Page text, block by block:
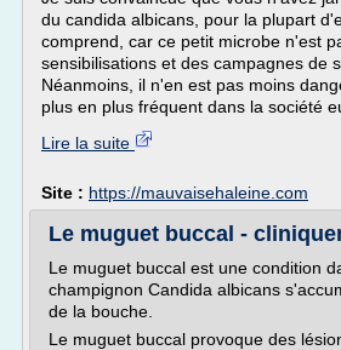
du candida albicans, pour la plupart
comprend, car ce petit microbe n'est
sensibilisations et des campagnes de
Néanmoins, il n'en est pas moins
plus en plus fréquent dans la société
Lire la suite
Site : https://mauvaisehaleine.com
Le muguet buccal -
Le muguet buccal est une condition
champignon Candida albicans
de la bouche.
Le muguet buccal provoque des